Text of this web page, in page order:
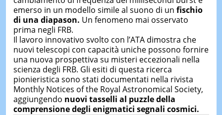
emerso in un modello simile al suono di un fischio
di una diapason. Un fenomeno mai osservato
prima negli FRB.
Il lavoro innovativo svolto con l’ATA dimostra che
nuovi telescopi con capacità uniche possono fornire
una nuova prospettiva su misteri eccezionali nella
scienza degli FRB. Gli esiti di questa ricerca
pionieristica sono stati documentati nella rivista
Monthly Notices of the Royal Astronomical Society,
aggiungendo nuovi tasselli al puzzle della
comprensione degli enigmatici segnali cosmici.